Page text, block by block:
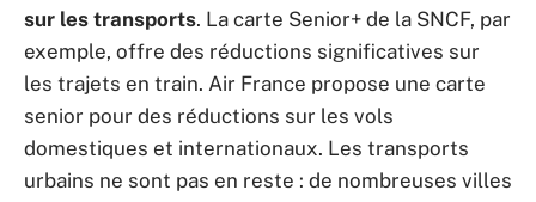
sur les transports. La carte Senior+ de la SNCF, par
exemple, offre des réductions significatives sur
les trajets en train. Air France propose une carte
senior pour des réductions sur les vols
domestiques et internationaux. Les transports
urbains ne sont pas en reste : de nombreuses villes